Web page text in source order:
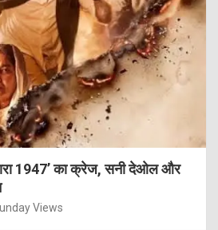
1947’ का क्रेज, सनी देओल और
Views